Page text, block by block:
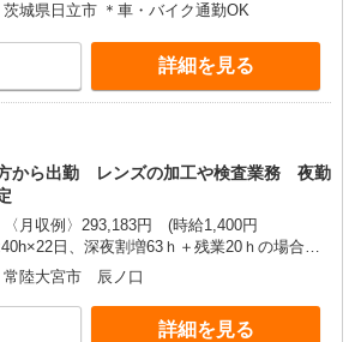
茨城県日立市 ＊車・バイク通勤OK
詳細を見る
から出勤 レンズの加工や検査業務 夜勤
〈月収例〉293,183円 (時給1,400円
日、深夜割増63ｈ＋残業20ｈの場合）
通費別途支給） ※慣れるまでの間（約2週
1ヶ月程度）は日勤のみの勤務（8:00〜
）、時給1300円となります。
常陸大宮市 辰ノ口
詳細を見る